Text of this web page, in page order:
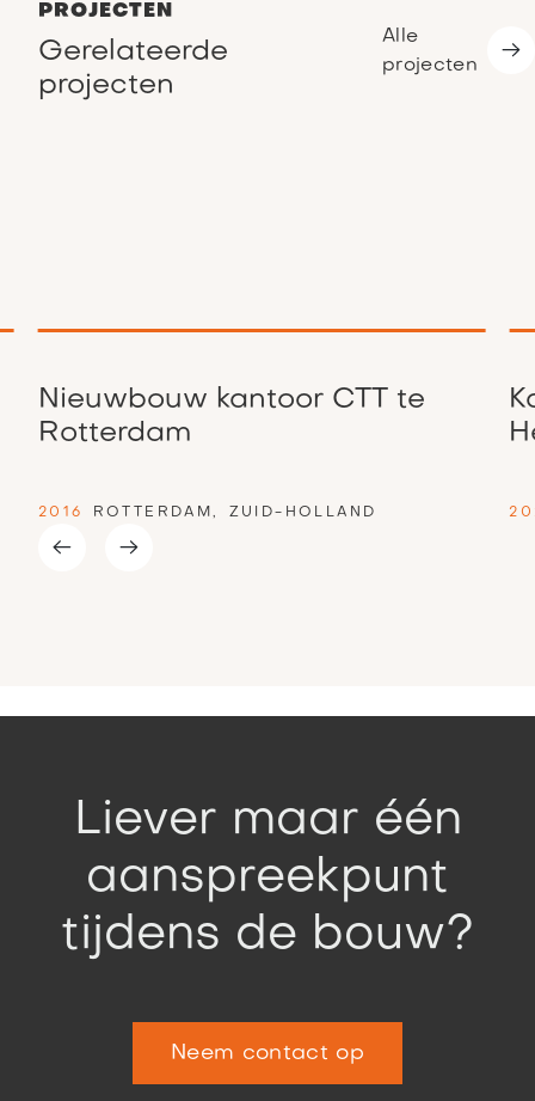
PROJECTEN
Gerelateerde
projecten
Alle
projecten
Nieuwbouw kantoor CTT te
Rotterdam
2016 ROTTERDAM, ZUID-HOLLAND
Slide 2 of 4.
Liever maar één
aanspreekpunt
tijdens de bouw?
Neem contact op